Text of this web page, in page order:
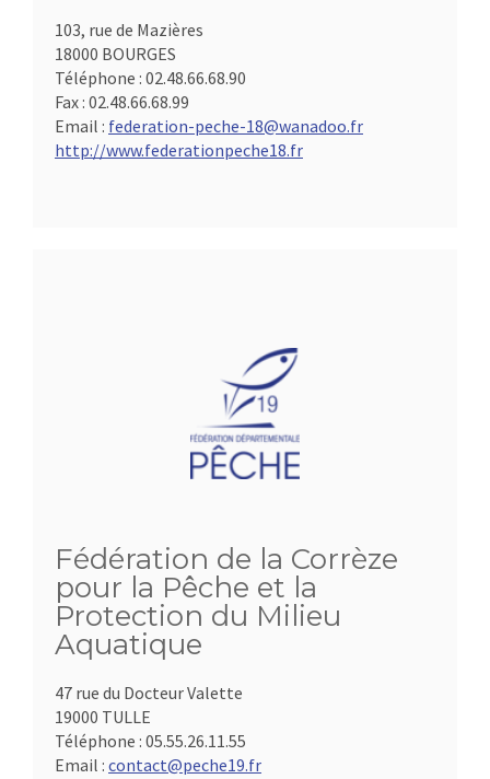
103, rue de Mazières
18000 BOURGES
Téléphone : 02.48.66.68.90
Fax : 02.48.66.68.99
Email : federation-peche-18@wanadoo.fr
http://www.federationpeche18.fr
Fédération de la Corrèze
pour la Pêche et la
Protection du Milieu
Aquatique
47 rue du Docteur Valette
19000 TULLE
Téléphone : 05.55.26.11.55
Email : contact@peche19.fr